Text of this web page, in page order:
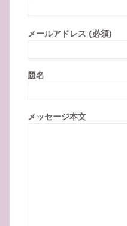
メールアドレス (必須)
題名
メッセージ本文